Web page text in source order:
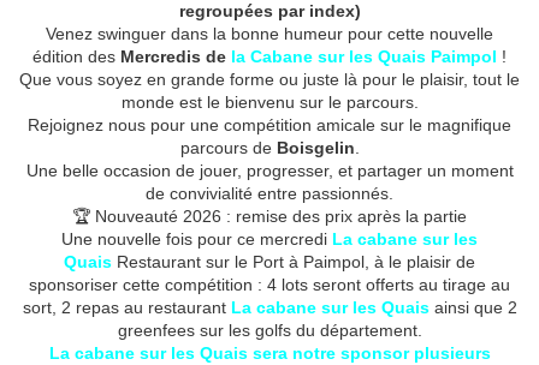
regroupées par index)
Venez swinguer dans la bonne humeur pour cette nouvelle
édition des Mercredis de la Cabane sur les Quais Paimpol !
Que vous soyez en grande forme ou juste là pour le plaisir, tout le
monde est le bienvenu sur le parcours.
Rejoignez nous pour une compétition amicale sur le magnifique
parcours deBoisgelin
Une belle occasion de jouer, progresser, et partager un moment
de convivialité entre passionnés.
🏆 Nouveauté 2026 : remise des prix après la partie
Une nouvelle fois pour ce mercredi La cabane sur les
Quais Restaurant sur le Port à Paimpol, à le plaisir de
sponsoriser cette compétition : 4 lots seront offerts au tirage au
sort, 2 repas au restaurant La cabane sur les Quais ainsi que 2
greenfees sur les golfs du département.
La cabane sur les Quais sera notre sponsor plusieurs